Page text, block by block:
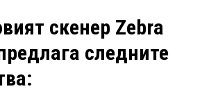
скенер Zebra
следните